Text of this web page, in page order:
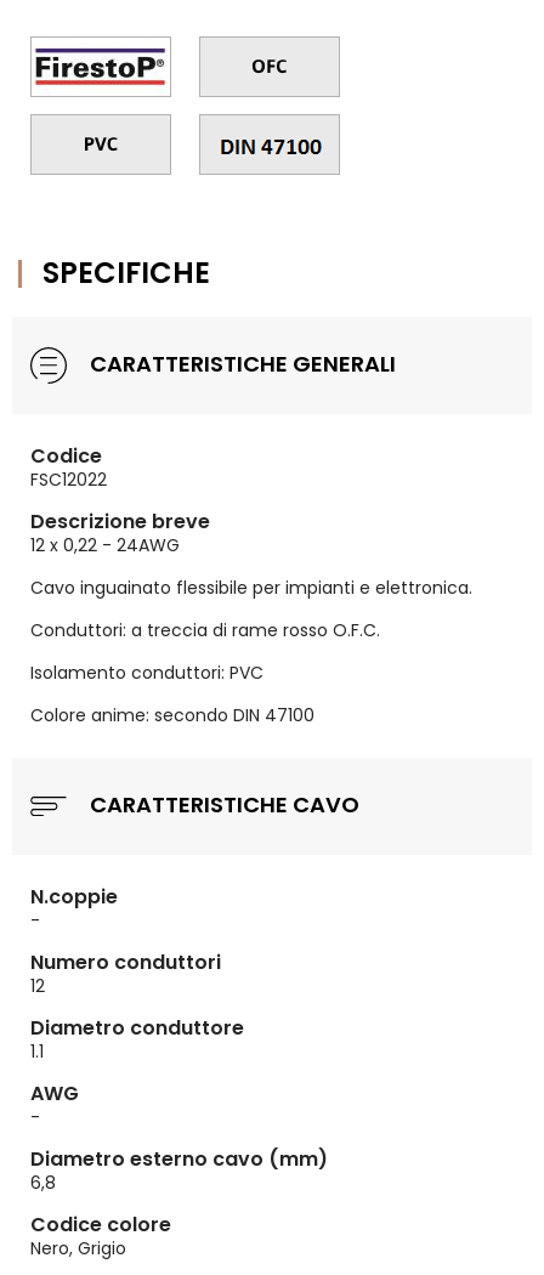
SPECIFICHE
CARATTERISTICHE GENERALI
Codice
FSC12022
Descrizione breve
12 x 0,22 - 24AWG
Cavo inguainato flessibile per impianti e elettronica.
Conduttori: a treccia di rame rosso O.F.C.
Isolamento conduttori: PVC
Colore anime: secondo DIN 47100
CARATTERISTICHE CAVO
N.coppie
-
Numero conduttori
12
Diametro conduttore
1.1
AWG
-
Diametro esterno cavo (mm)
6,8
Codice colore
Nero, Grigio